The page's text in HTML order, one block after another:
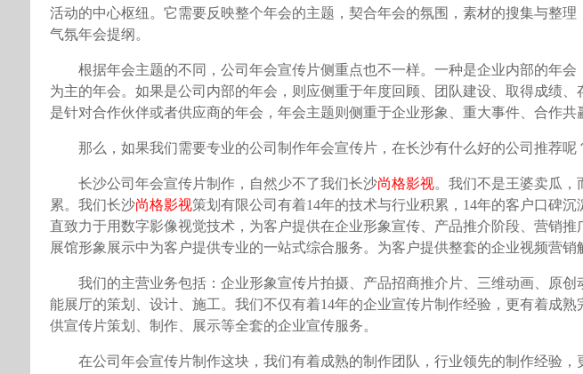
活动的中心枢纽。它需要反映整个年会的主题，契合年会的氛围，素材的搜集与整
气氛年会提纲。
根据年会主题的不同，公司年会宣传片侧重点也不一样。一种是企业内部的年
为主的年会。如果是公司内部的年会，则应侧重于年度回顾、团队建设、取得成绩
是针对合作伙伴或者供应商的年会，年会主题则侧重于企业形象、重大事件、合作共
那么，如果我们需要专业的公司制作年会宣传片，在长沙有什么好的公司推荐呢
长沙公司年会宣传片制作，自然少不了我们长沙尚格影视。我们不是王婆卖瓜，
累。我们长沙尚格影视策划有限公司有着14年的技术与行业积累，14年的客户口碑沉
直致力于用数字影像视觉技术，为客户提供在企业形象宣传、产品推介阶段、营销推
展馆形象展示中为客户提供专业的一站式综合服务。为客户提供整套的企业视频营销
我们的主营业务包括：企业形象宣传片拍摄、产品招商推介片、三维动画、原
能展厅的策划、设计、施工。我们不仅有着14年的企业宣传片制作经验，更有着成
供宣传片策划、制作、展示等全套的企业宣传服务。
在公司年会宣传片制作这块，我们有着成熟的制作团队，行业领先的制作经验，